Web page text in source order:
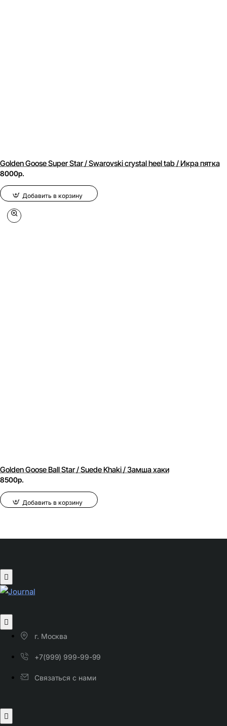
Golden Goose Super Star / Swarovski crystal heel tab / Икра пятка
8000р.
Добавить в корзину
Golden Goose Ball Star / Suede Khaki / Замша хаки
8500р.
Добавить в корзину
г. Москва
+7(999) 999-99-99
Связаться с нами